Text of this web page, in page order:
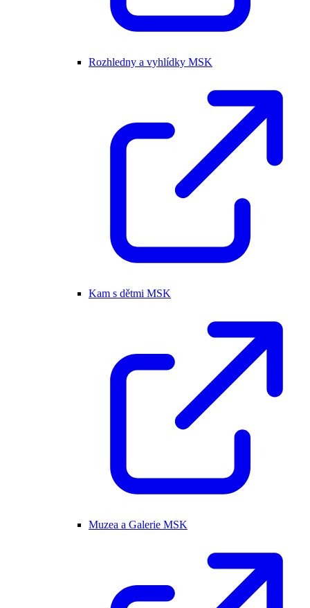
Rozhledny a vyhlídky MSK
Kam s dětmi MSK
Muzea a Galerie MSK